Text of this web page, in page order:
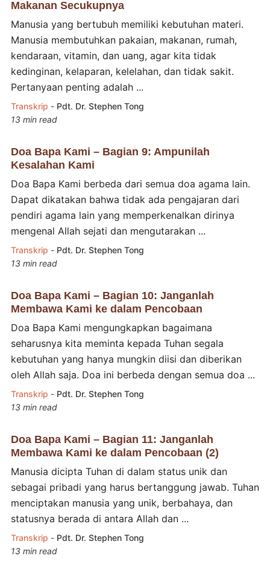
Makanan Secukupnya
Manusia yang bertubuh memiliki kebutuhan materi.
Manusia membutuhkan pakaian, makanan, rumah,
kendaraan, vitamin, dan uang, agar kita tidak
kedinginan, kelaparan, kelelahan, dan tidak sakit.
Pertanyaan penting adalah ...
Transkrip - Pdt. Dr. Stephen Tong
13 min read
Doa Bapa Kami – Bagian 9: Ampunilah
Kesalahan Kami
Doa Bapa Kami berbeda dari semua doa agama lain.
Dapat dikatakan bahwa tidak ada pengajaran dari
pendiri agama lain yang memperkenalkan dirinya
mengenal Allah sejati dan mengutarakan ...
Transkrip - Pdt. Dr. Stephen Tong
13 min read
Doa Bapa Kami – Bagian 10: Janganlah
Membawa Kami ke dalam Pencobaan
Doa Bapa Kami mengungkapkan bagaimana
seharusnya kita meminta kepada Tuhan segala
kebutuhan yang hanya mungkin diisi dan diberikan
oleh Allah saja. Doa ini berbeda dengan semua doa ...
Transkrip - Pdt. Dr. Stephen Tong
13 min read
Doa Bapa Kami – Bagian 11: Janganlah
Membawa Kami ke dalam Pencobaan (2)
Manusia dicipta Tuhan di dalam status unik dan
sebagai pribadi yang harus bertanggung jawab. Tuhan
menciptakan manusia yang unik, berbahaya, dan
statusnya berada di antara Allah dan ...
Transkrip - Pdt. Dr. Stephen Tong
13 min read